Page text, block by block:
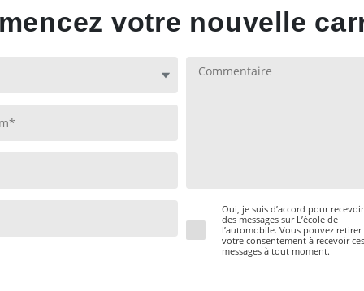
permet de venir dans ce centre privée
quand j’ai commencé le programme,
votre nouvelle
Oui, je suis d’accord pour recevoir
des messages sur L’école de
l’automobile. Vous pouvez retirer
votre consentement à recevoir ces
messages à tout moment.